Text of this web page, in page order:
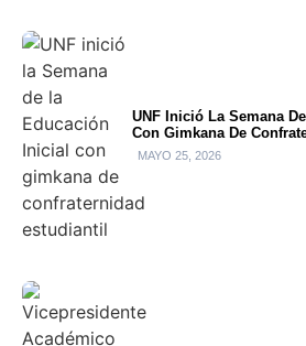
UNF Inició La Semana
Con Gimkana De
MAYO 25, 2026